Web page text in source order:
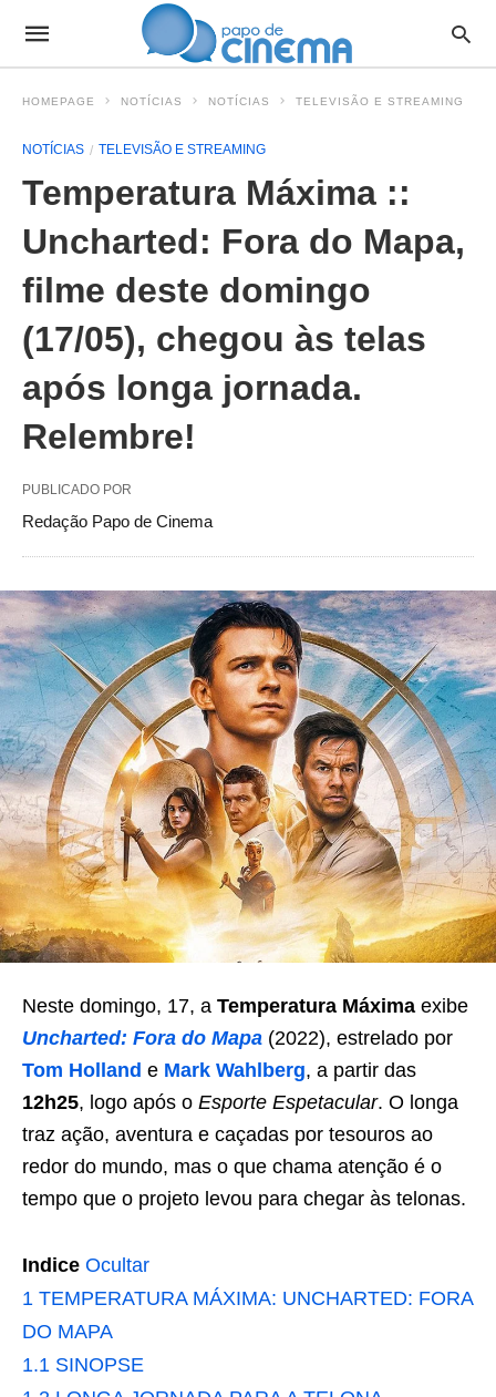
HOMEPAGE NOTÍCIAS NOTÍCIAS TELEVISÃO E STREAMING
NOTÍCIAS TELEVISÃO E STREAMING
Temperatura Máxima ::
Uncharted: Fora do Mapa,
filme deste domingo
(17/05), chegou às telas
após longa jornada.
Relembre!
PUBLICADO POR
Redação Papo de Cinema
Neste domingo, 17, a Temperatura Máxima exibe
Uncharted: Fora do Mapa (2022), estrelado por
Tom Holland e Mark Wahlberg, a partir das
12h25, logo após o Esporte Espetacular. O longa
traz ação, aventura e caçadas por tesouros ao
redor do mundo, mas o que chama atenção é o
tempo que o projeto levou para chegar às telonas.
Indice Ocultar
1 TEMPERATURA MÁXIMA: UNCHARTED: FORA
DO MAPA
1.1 SINOPSE